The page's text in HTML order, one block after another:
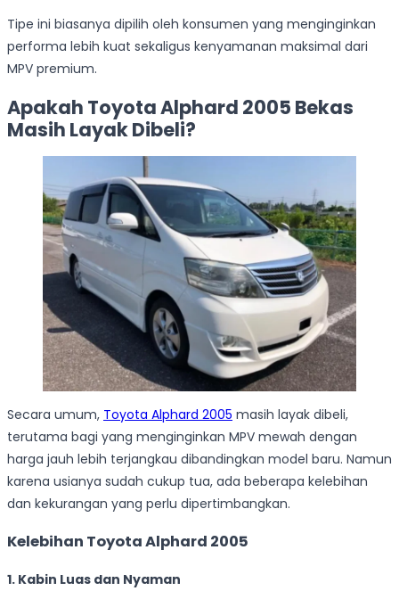
Tipe ini biasanya dipilih oleh konsumen yang menginginkan
performa lebih kuat sekaligus kenyamanan maksimal dari
MPV premium.
Apakah Toyota Alphard 2005 Bekas
Masih Layak Dibeli?
Secara umum, Toyota Alphard 2005 masih layak dibeli,
terutama bagi yang menginginkan MPV mewah dengan
harga jauh lebih terjangkau dibandingkan model baru. Namun
karena usianya sudah cukup tua, ada beberapa kelebihan
dan kekurangan yang perlu dipertimbangkan.
Kelebihan Toyota Alphard 2005
1. Kabin Luas dan Nyaman